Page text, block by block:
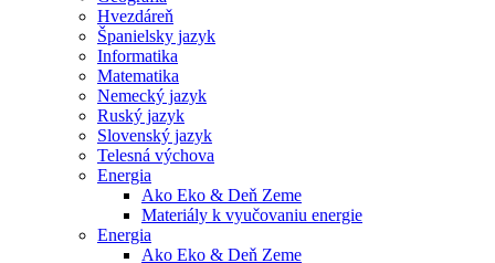
Hvezdáreň
Španielsky jazyk
Informatika
Matematika
Nemecký jazyk
Ruský jazyk
Slovenský jazyk
Telesná výchova
Energia
Ako Eko & Deň Zeme
Materiály k vyučovaniu energie
Energia
Ako Eko & Deň Zeme